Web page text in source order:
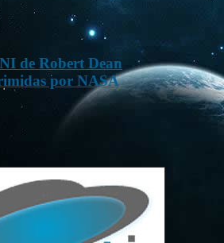
de Robert Dean
por NASA